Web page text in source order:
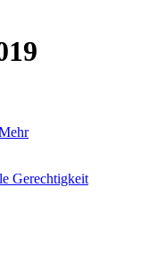
Gerechtigkeit